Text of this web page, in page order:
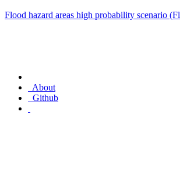
Flood hazard areas high probability scenario
About
Github